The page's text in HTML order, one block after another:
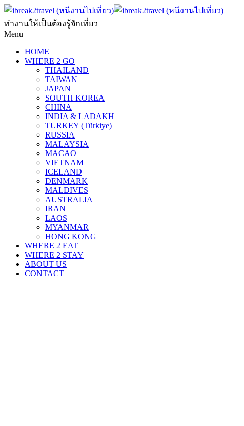
ทำงานให้เป็นต้องรู้จักเที่ยว
Menu
HOME
WHERE 2 GO
THAILAND
TAIWAN
JAPAN
SOUTH KOREA
CHINA
INDIA & LADAKH
TURKEY (Türkiye)
RUSSIA
MALAYSIA
MACAO
VIETNAM
ICELAND
DENMARK
MALDIVES
AUSTRALIA
IRAN
LAOS
MYANMAR
HONG KONG
WHERE 2 EAT
WHERE 2 STAY
ABOUT US
CONTACT